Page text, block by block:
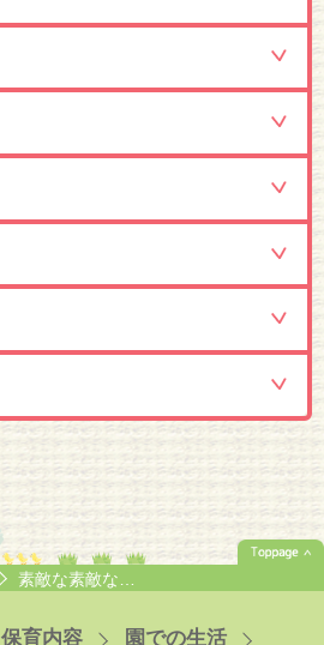
素敵な素敵な…
保育内容 園での生活